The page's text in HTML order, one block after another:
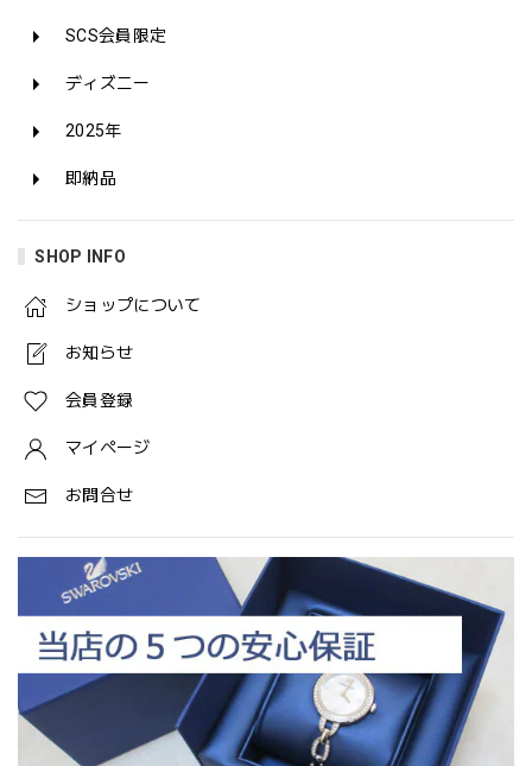
SCS会員限定
ディズニー
2025年
即納品
SHOP INFO
ショップについて
お知らせ
会員登録
マイページ
お問合せ